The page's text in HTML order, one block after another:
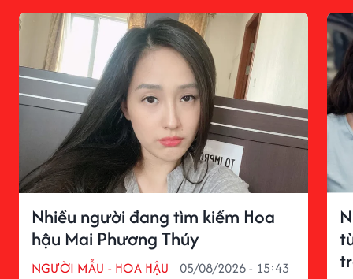
Nhiều người đang tìm kiếm Hoa
hậu Mai Phương Thúy
NGƯỜI MẪU - HOA HẬU 05/08/2026 - 15:43